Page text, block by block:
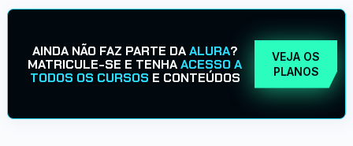
AINDA NÃO FAZ PARTE DAALURA?
MATRICULE-SE E TENHAACESSO A
TODOS OS CURSOS E CONTEÚDOS
VEJA OS
PLANOS